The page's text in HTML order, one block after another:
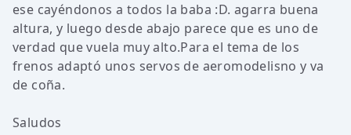
ese cayéndonos a todos la baba :D. agarra buena
altura, y luego desde abajo parece que es uno de
verdad que vuela muy alto.Para el tema de los
frenos adaptó unos servos de aeromodelisno y va
de coña.
Saludos